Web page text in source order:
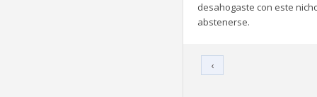
desahogaste con este
abstenerse.
‹